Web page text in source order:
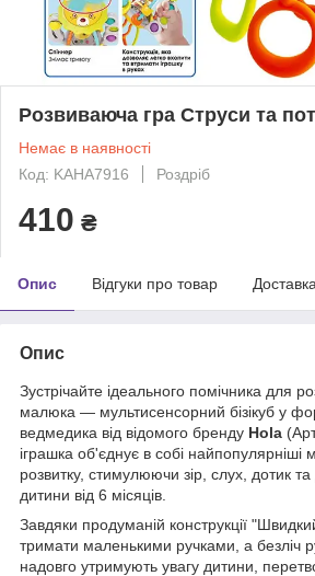
Розвиваюча гра Струси та
Немає в наявності
Код: KAHA7916
Роздріб
410 ₴
Опис Відгуки про товар Доставка
Опис
Зустрічайте ідеального помічника для
малюка — мультисенсорний бізікуб у
ведмедика від відомого бренду Hola
іграшка об'єднує в собі найпопулярніші
розвитку, стимулюючи зір, слух, дотик
дитини від 6 місяців.
Завдяки продуманій конструкції
тримати маленькими ручками, а безліч
надовго утримують увагу дитини,